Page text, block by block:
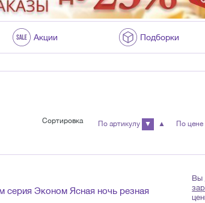
Акции Подборки
Сортировка По артикулу ▼ ▲ По цене
серия Эконом Ясная ночь резная
Вы